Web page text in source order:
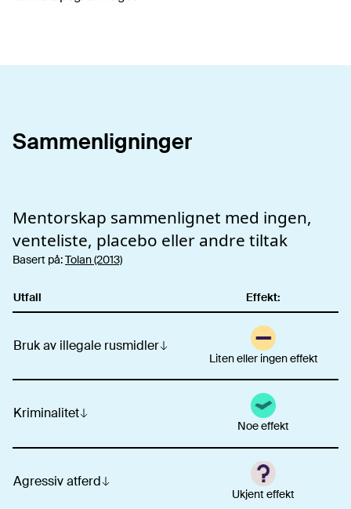
Sammenligninger
Mentorskap sammenlignet med ingen,
venteliste, placebo eller andre tiltak
Basert på:Tolan (2013)
Utfall Effekt:
Bruk av illegale rusmidler
Liten eller ingen effekt
Kriminalitet
Noe effekt
Agressiv atferd
Ukjent effekt